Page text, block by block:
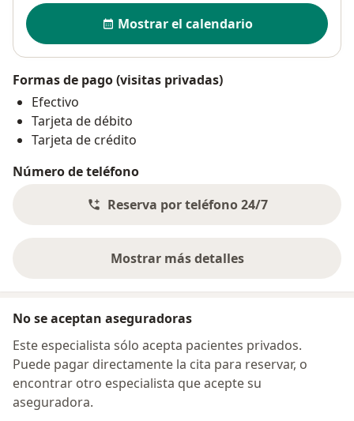
Disponibilidad
Mostrar el calendario
Formas de pago (visitas privadas)
Efectivo
Tarjeta de débito
Tarjeta de crédito
Número de teléfono
Reserva por teléfono 24/7
Mostrar más detalles
sobre la dirección
No se aceptan aseguradoras
Este especialista sólo acepta pacientes privados.
Puede pagar directamente la cita para reservar, o
encontrar otro especialista que acepte su
aseguradora.